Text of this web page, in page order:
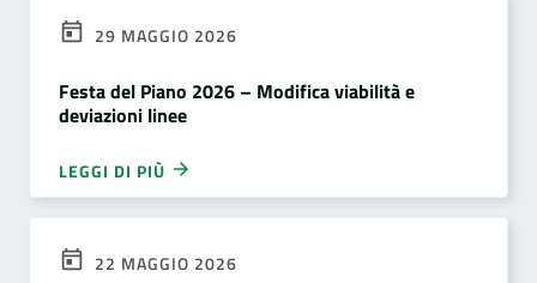
29 MAGGIO 2026
Festa del Piano 2026 – Modifica viabilità e
deviazioni linee
LEGGI DI PIÙ
22 MAGGIO 2026